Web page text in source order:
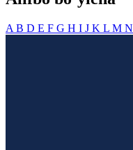
A B D E F G H I J K L M N